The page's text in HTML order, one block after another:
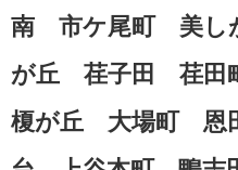
南 市ケ尾町 美し
が丘 荏子田 荏
榎が丘 大場町 恩